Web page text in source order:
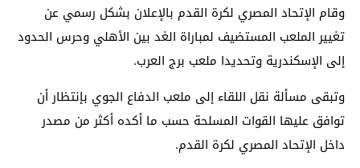
وقام الإتحاد المصري لكرة القدم بالإعلان بشكل رسمي عن
تغيير الملعب المستضيف لمباراة الغد بين الأهلي وحرس الحدود
إلى الإسكندرية وتحديدا ملعب برج العرب.
وتبقى مسألة نقل اللقاء إلى ملعب الدفاع الجوي بإنتظار أن
توافق عليها القوات المسلحة حسب ما أكده أكثر من مصدر
داخل الإتحاد المصري لكرة القدم.